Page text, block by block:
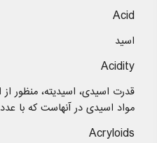
Acid
اسید
Acidity
قدرت اسیدی، اسیدیته، منظور از
مواد اسیدی در آنهاست که با
Acryloids